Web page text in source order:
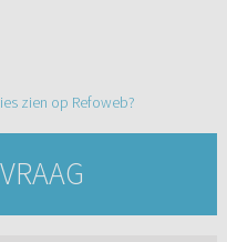
zien op Refoweb?